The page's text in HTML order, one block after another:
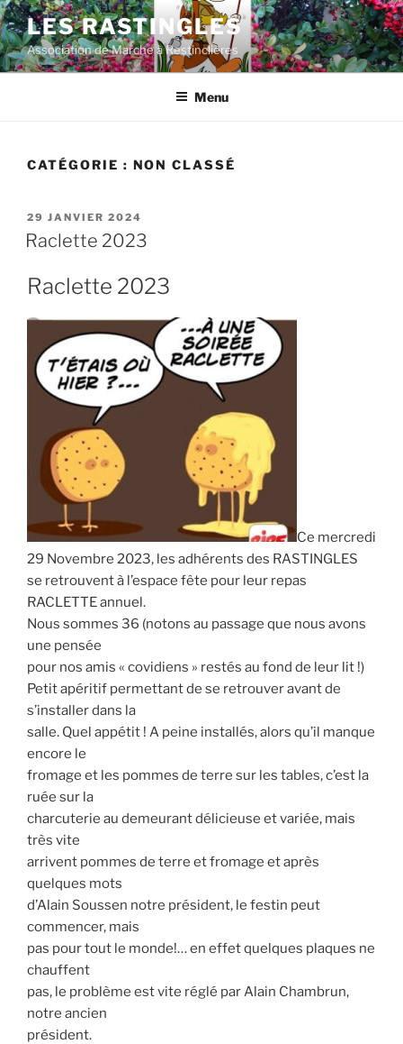
Aller
au
contenu
principal
LES RASTINGLES
Association de Marche à Restinclières
Menu
CATÉGORIE : NON CLASSÉ
PUBLIÉ
LE
29 JANVIER 2024
Raclette 2023
Raclette 2023
Ce mercredi
29 Novembre 2023, les adhérents des RASTINGLES
se retrouvent à l’espace fête pour leur repas
RACLETTE annuel.
Nous sommes 36 (notons au passage que nous avons
une pensée
pour nos amis « covidiens » restés au fond de leur lit !)
Petit apéritif permettant de se retrouver avant de
s’installer dans la
salle. Quel appétit ! A peine installés, alors qu’il manque
encore le
fromage et les pommes de terre sur les tables, c’est la
ruée sur la
charcuterie au demeurant délicieuse et variée, mais
très vite
arrivent pommes de terre et fromage et après
quelques mots
d’Alain Soussen notre président, le festin peut
commencer, mais
pas pour tout le monde!… en effet quelques plaques ne
chauffent
pas, le problème est vite réglé par Alain Chambrun,
notre ancien
président.